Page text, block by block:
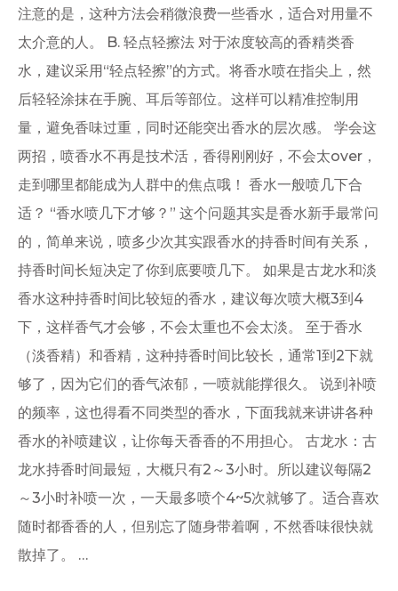
注意的是，这种方法会稍微浪费一些香水，适合对用量不
太介意的人。 B. 轻点轻擦法 对于浓度较高的香精类香
水，建议采用“轻点轻擦”的方式。将香水喷在指尖上，然
后轻轻涂抹在手腕、耳后等部位。这样可以精准控制用
量，避免香味过重，同时还能突出香水的层次感。 学会这
两招，喷香水不再是技术活，香得刚刚好，不会太over，
走到哪里都能成为人群中的焦点哦！ 香水一般喷几下合
适？ “香水喷几下才够？” 这个问题其实是香水新手最常问
的，简单来说，喷多少次其实跟香水的持香时间有关系，
持香时间长短决定了你到底要喷几下。 如果是古龙水和淡
香水这种持香时间比较短的香水，建议每次喷大概3到4
下，这样香气才会够，不会太重也不会太淡。 至于香水
（淡香精）和香精，这种持香时间比较长，通常1到2下就
够了，因为它们的香气浓郁，一喷就能撑很久。 说到补喷
的频率，这也得看不同类型的香水，下面我就来讲讲各种
香水的补喷建议，让你每天香香的不用担心。 古龙水：古
龙水持香时间最短，大概只有2～3小时。所以建议每隔2
～3小时补喷一次，一天最多喷个4~5次就够了。适合喜欢
随时都香香的人，但别忘了随身带着啊，不然香味很快就
散掉了。 …